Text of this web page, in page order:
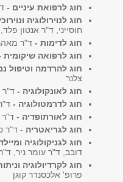
חוג לרפואת עיניים -
חוג לנוירולוגיה
חוסייני, ד"ר אנטון
חוג לדימות - ד"ר
חוג לרפואה שיקומית
חוג להרדמה וטיפול
צלנר
חוג לאונקולוגיה - ד"ר
חוג לדרמטולוגיה -
חוג לאורתופדיה - ד"ר
חוג לגריאטריה - ד"ר
חוג לגניקולוגיה
דובב, ד"ר עומר ניר,
חוג לקרדיולוגיה
פרופ' אלכסנדר קוגן